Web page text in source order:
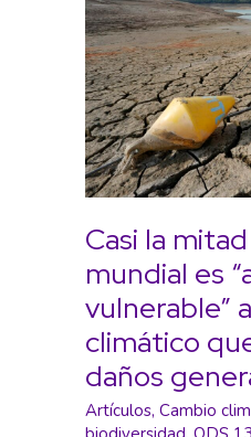
Casi la
mundial es
vulnerable”
climático
daños
Artículos, Cambio